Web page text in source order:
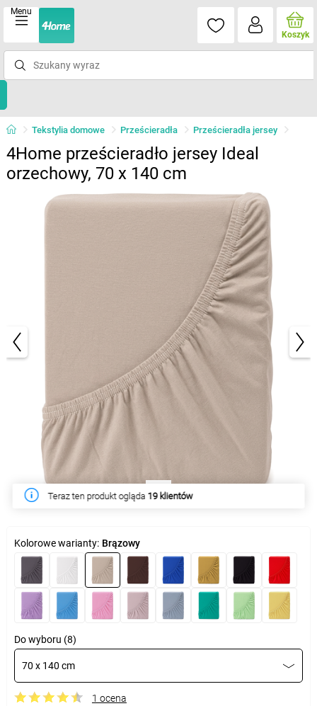
Menu
Koszyk
Tekstylia domowe Prześcieradła Prześcieradła jersey
4Home prześcieradło jersey Ideal
orzechowy, 70 x 140 cm
W tym tygodniu produkt kupiło278 klientów
Kolorowe warianty: Brązowy
Do wyboru (8)
70 x 140 cm
1 ocena